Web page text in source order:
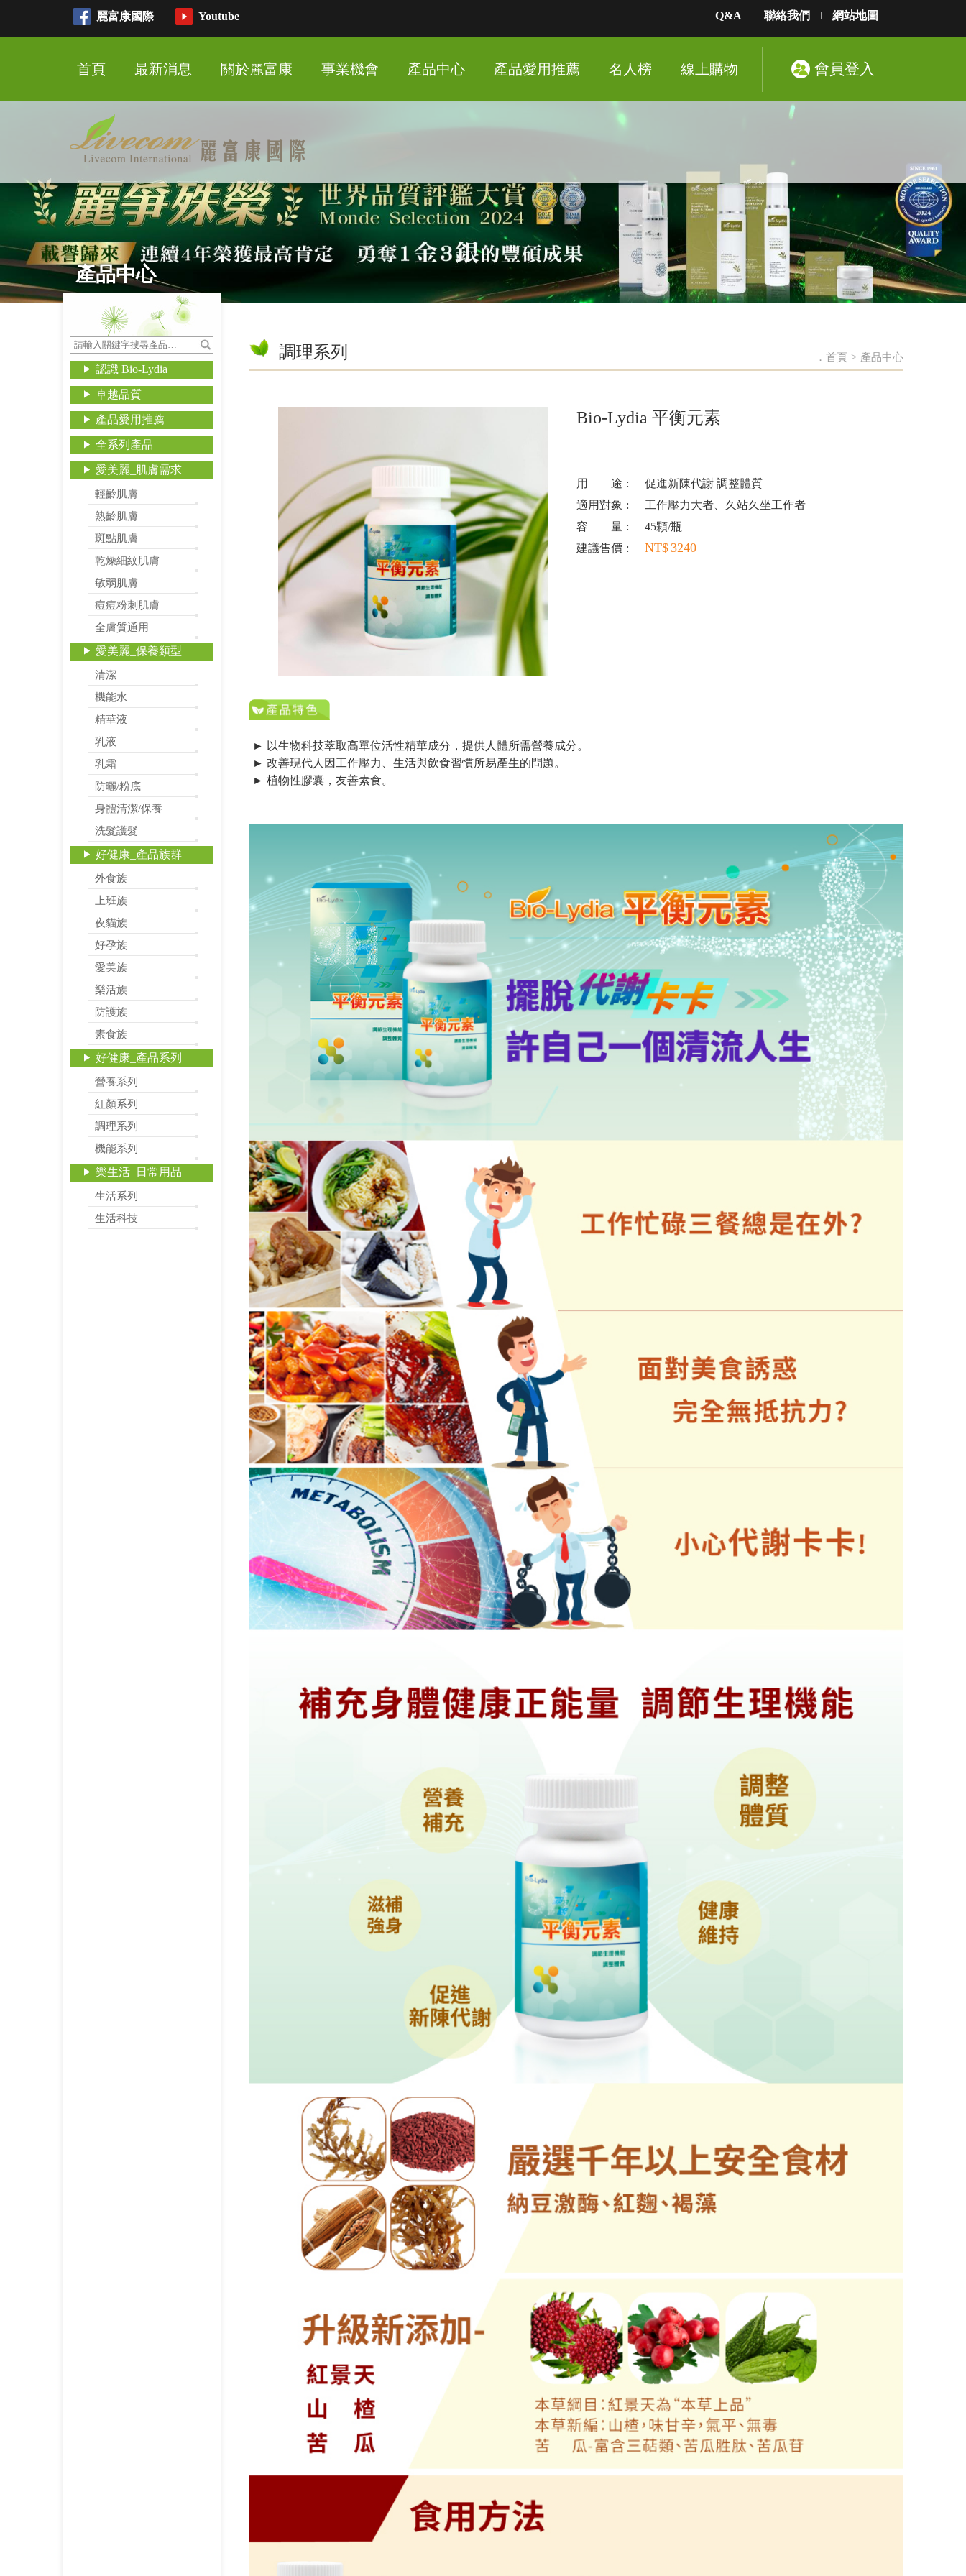
麗富康國際 Youtube Q&A 聯絡我們 網站地圖
首頁 最新消息 關於麗富康 事業機會 產品中心 產品愛用推薦 名人榜 線上購物 會員登入
產品中心
認識 Bio-Lydia
卓越品質
產品愛用推薦
全系列產品
愛美麗_肌膚需求
輕齡肌膚
熟齡肌膚
斑點肌膚
乾燥細紋肌膚
敏弱肌膚
痘痘粉刺肌膚
全膚質通用
愛美麗_保養類型
清潔
機能水
精華液
乳液
乳霜
防曬/粉底
身體清潔/保養
洗髮護髮
好健康_產品族群
外食族
上班族
夜貓族
好孕族
愛美族
樂活族
防護族
素食族
好健康_產品系列
營養系列
紅顏系列
調理系列
機能系列
樂生活_日常用品
生活系列
生活科技
調理系列 ．首頁 > 產品中心
Bio-Lydia 平衡元素
用 途
促進新陳代謝 調整體質
適用對象
工作壓力大者、久站久坐工作者
容 量
45顆/瓶
建議售價
3240
► 以生物科技萃取高單位活性精華成分，提供人體所需營養成分。
► 改善現代人因工作壓力、生活與飲食習慣所易產生的問題。
► 植物性膠囊，友善素食。